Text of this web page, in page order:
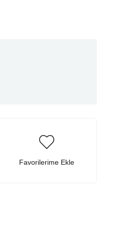
Favorilerime Ekle